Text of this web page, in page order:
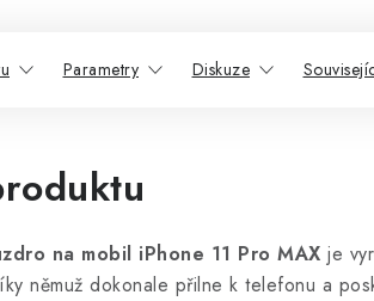
Parametry Diskuze
na mobil iPhone 11 Pro MAX je
němuž dokonale přilne k telefonu a